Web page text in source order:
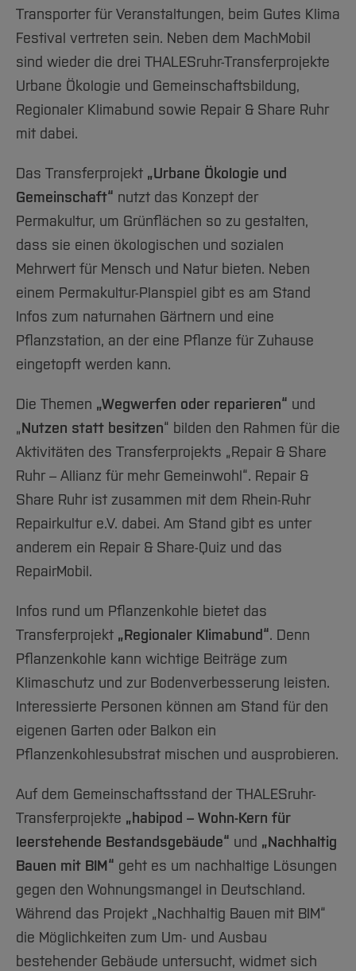
Transporter für Veranstaltungen, beim Gutes Klima
Festival vertreten sein. Neben dem MachMobil
sind wieder die drei THALESruhr-Transferprojekte
Urbane Ökologie und Gemeinschaftsbildung,
Regionaler Klimabund sowie Repair & Share Ruhr
mit dabei.
Das Transferprojekt „Urbane Ökologie und
Gemeinschaft“ nutzt das Konzept der
Permakultur, um Grünflächen so zu gestalten,
dass sie einen ökologischen und sozialen
Mehrwert für Mensch und Natur bieten. Neben
einem Permakultur-Planspiel gibt es am Stand
Infos zum naturnahen Gärtnern und eine
Pflanzstation, an der eine Pflanze für Zuhause
eingetopft werden kann.
Die Themen „Wegwerfen oder reparieren“ und
„Nutzen statt besitzen“ bilden den Rahmen für die
Aktivitäten des Transferprojekts „Repair & Share
Ruhr – Allianz für mehr Gemeinwohl“. Repair &
Share Ruhr ist zusammen mit dem Rhein-Ruhr
Repairkultur e.V. dabei. Am Stand gibt es unter
anderem ein Repair & Share-Quiz und das
RepairMobil.
Infos rund um Pflanzenkohle bietet das
Transferprojekt „Regionaler Klimabund“. Denn
Pflanzenkohle kann wichtige Beiträge zum
Klimaschutz und zur Bodenverbesserung leisten.
Interessierte Personen können am Stand für den
eigenen Garten oder Balkon ein
Pflanzenkohlesubstrat mischen und ausprobieren.
Auf dem Gemeinschaftsstand der THALESruhr-
Transferprojekte „habipod – Wohn-Kern für
leerstehende Bestandsgebäude“ und „Nachhaltig
Bauen mit BIM“ geht es um nachhaltige Lösungen
gegen den Wohnungsmangel in Deutschland.
Während das Projekt „Nachhaltig Bauen mit BIM“
die Möglichkeiten zum Um- und Ausbau
bestehender Gebäude untersucht, widmet sich